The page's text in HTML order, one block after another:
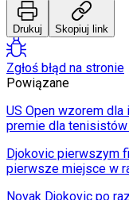
Drukuj Skopiuj link
Zgłoś błąd na stronie
Powiązane
US Open wzorem dla
premie dla
Djokovic pierwszym
pierwsze miejsce w
Novak Djokovic po